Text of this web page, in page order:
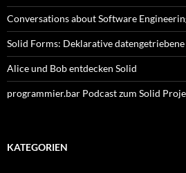
Conversations about Software
Solid Forms: Deklarative
Alice und Bob entdecken Solid
programmier.bar Podcast zum Solid
KATEGORIEN